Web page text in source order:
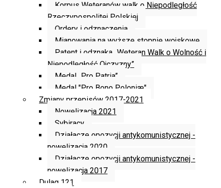
Korpus Weteranów walk o Niepodległość
Rzeczypospolitej Polskiej
Ordery i odznaczenia
Mianowania na wyższe stopnie wojskowe
Patent i odznaka „Weteran Walk o Wolność i
Niepodległość Ojczyzny”
Medal „Pro Patria”
Medal "Pro Bono Poloniæ"
Zmiany przepisów 2017-2021
Nowelizacja 2021
Sybiracy
Działacze opozycji antykomunistycznej -
nowelizacja 2020
Działacze opozycji antykomunistycznej -
nowelizacja 2017
Dulag 121